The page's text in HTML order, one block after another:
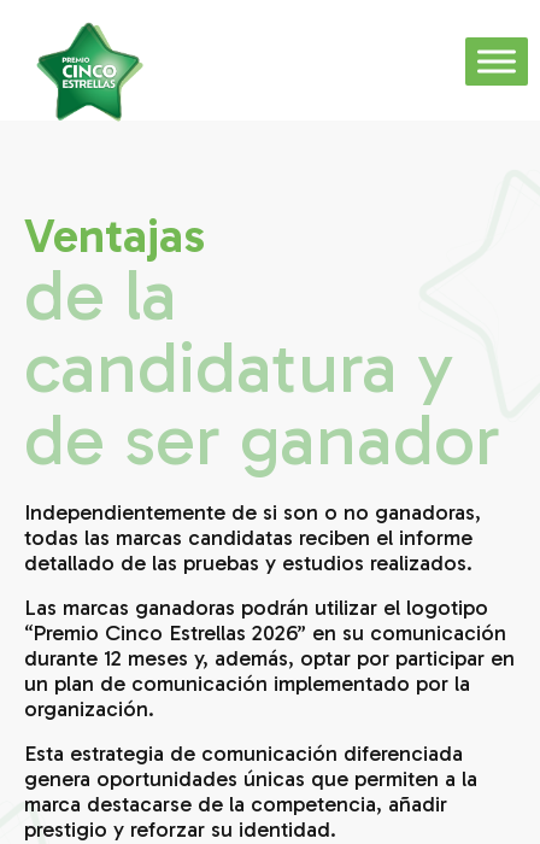
Ventajas
de la
candidatura y
de ser ganador
Independientemente de si son o no ganadoras,
todas las marcas candidatas reciben el informe
detallado de las pruebas y estudios realizados.
Las marcas ganadoras podrán utilizar el logotipo
“Premio Cinco Estrellas 2026” en su comunicación
durante 12 meses y, además, optar por participar en
un plan de comunicación implementado por la
organización.
Esta estrategia de comunicación diferenciada
genera oportunidades únicas que permiten a la
marca destacarse de la competencia, añadir
prestigio y reforzar su identidad.